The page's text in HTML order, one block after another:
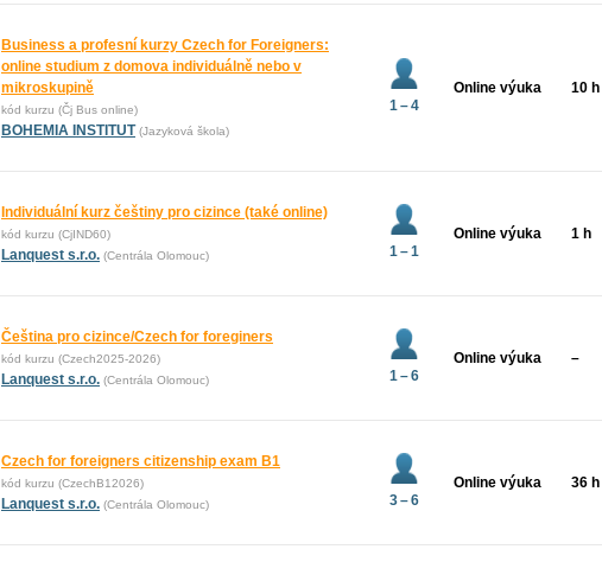
Business a profesní kurzy Czech for Foreigners:
online studium z domova individuálně nebo v
mikroskupině
kód kurzu (Čj Bus online)
BOHEMIA INSTITUT (Jazyková škola)
1 – 4
Online výuka 10 h
Individuální kurz češtiny pro cizince (také online)
kód kurzu (CjIND60)
Lanquest s.r.o. (Centrála Olomouc) 1 – 1
Online výuka 1 h
Čeština pro cizince/Czech for foreginers
kód kurzu (Czech2025-2026)
Lanquest s.r.o. (Centrála Olomouc) 1 – 6
Online výuka –
Czech for foreigners citizenship exam B1
kód kurzu (CzechB12026)
Lanquest s.r.o. (Centrála Olomouc) 3 – 6
Online výuka 36 h